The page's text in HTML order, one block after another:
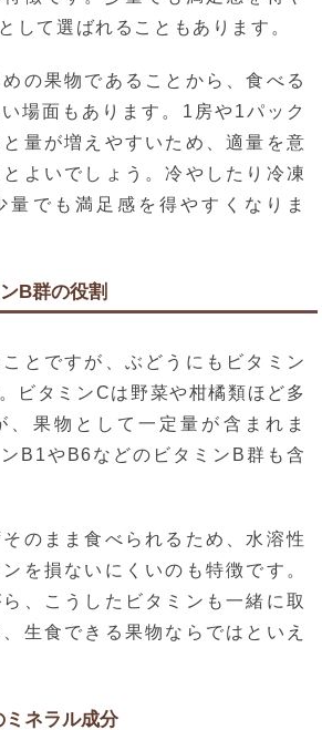
して選ばれることもあります。
の果物であることから、食べる
場面もあります。1房や1パック
量が増えやすいため、適量を意
よいでしょう。冷やしたり冷凍
量でも満足感を得やすくなりま
B群の役割
とですが、ぶどうにもビタミン
ビタミンCは野菜や柑橘類ほど多
、果物として一定量が含まれま
B1やB6などのビタミンB群も含
のまま食べられるため、水溶性
を損ないにくいのも特徴です。
、こうしたビタミンも一緒に取
生食できる果物ならではといえ
ミネラル成分